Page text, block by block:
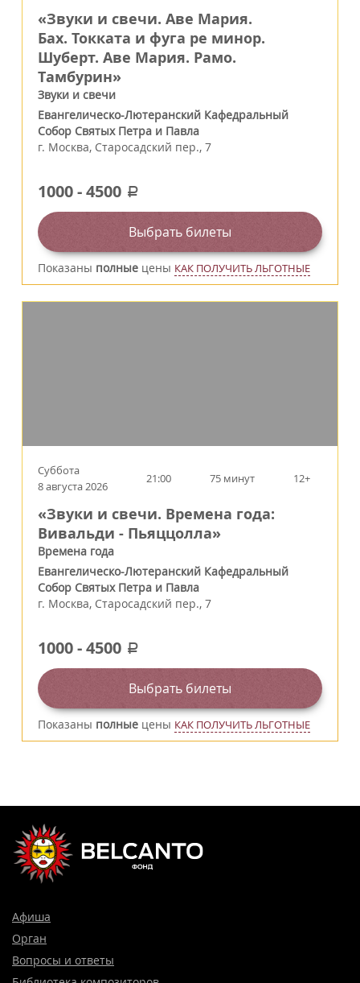
«Звуки и свечи. Аве Мария.
Бах. Токката и фуга ре минор.
Шуберт. Аве Мария. Рамо.
Тамбурин»
Звуки и свечи
Евангелическо-Лютеранский Кафедральный
Собор Святых Петра и Павла
г. Москва, Старосадский пер., 7
1000-4500 a
Выбрать билеты
Показаны полные цены КАК ПОЛУЧИТЬ ЛЬГОТНЫЕ
Суббота
8 августа 2026
21:00 75 минут 12+
«Звуки и свечи. Времена года:
Вивальди - Пьяццолла»
Времена года
Евангелическо-Лютеранский Кафедральный
Собор Святых Петра и Павла
г. Москва, Старосадский пер., 7
1000-4500 a
Выбрать билеты
Показаны полные цены КАК ПОЛУЧИТЬ ЛЬГОТНЫЕ
Афиша
Орган
Вопросы и ответы